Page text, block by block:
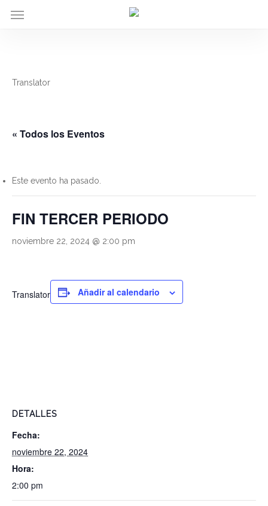
Translator
« Todos los Eventos
Este evento ha pasado.
FIN TERCER PERIODO
noviembre 22, 2024 @ 2:00 pm
Translator Añadir al calendario
DETALLES
Fecha:
noviembre 22, 2024
Hora:
2:00 pm